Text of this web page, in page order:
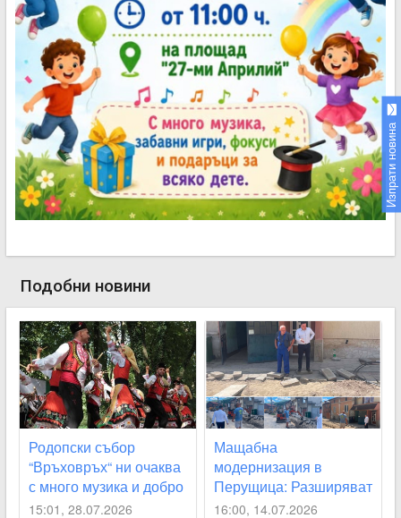
Подобни новини
Родопски събор
“Връховръх“ ни очаква
с много музика и добро
настроение
15:01, 28.07.2026
Мащабна
модернизация в
Перущица: Разширяват
новия водопровод и
16:00, 14.07.2026
Изпрати новина